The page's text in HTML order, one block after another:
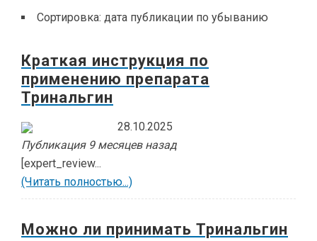
Сортировка: дата публикации по убыванию
Краткая инструкция по
применению препарата
Тринальгин
28.10.2025
Публикация 9 месяцев назад
[expert_review...
(Читать полностью...)
Можно ли принимать Тринальгин